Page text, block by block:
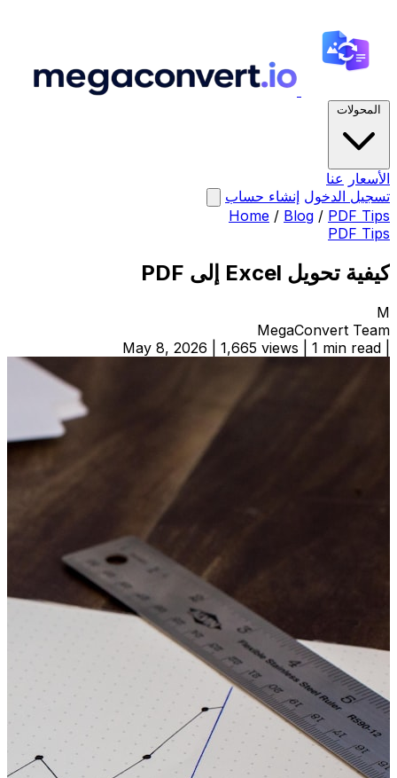
المحولات
الأسعار عنا
تسجيل الدخول إنشاء حساب
Home / Blog / PDF Tips
PDF Tips
كيفية تحويل Excel إلى PDF
M
MegaConvert Team
May 8, 2026 1,665 views 1 min read